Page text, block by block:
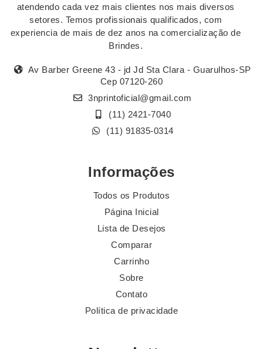
atendendo cada vez mais clientes nos mais diversos
setores. Temos profissionais qualificados, com
experiencia de mais de dez anos na comercialização de
Brindes.
Av Barber Greene 43 - jd Jd Sta Clara - Guarulhos-SP
Cep 07120-260
3nprintoficial@gmail.com
(11) 2421-7040
(11) 91835-0314
Informações
Todos os Produtos
Página Inicial
Lista de Desejos
Comparar
Carrinho
Sobre
Contato
Política de privacidade